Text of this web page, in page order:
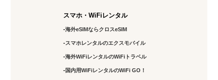
スマホ・WiFiレンタル
海外eSIMならクロスeSIM
スマホレンタルのエクスモバイル
海外WiFiレンタルのWiFiトラベル
国内用WiFiレンタルのWiFi GO！